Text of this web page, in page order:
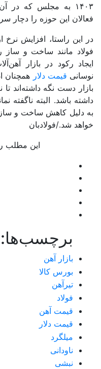
۱۴۰۳ به مجلس که در
فعالان این حوزه را دچار
در این راستا، افزایش
فولاد مانند ساخت و ساز
ایجاد رکود در بازار
نوسانی قیمت دلار همچنان
بازار دست نگه داشته‌اند
داشته باشد. البته ناگفته
به دلیل کاهش ساخت و
خواهد شد./فولادبان
این مطلب
برچسب‌ها:
بازار آهن
بورس کالا
تیرآهن
فولاد
قیمت آهن
قیمت دلار
میلگرد
ناودانی
نبشی